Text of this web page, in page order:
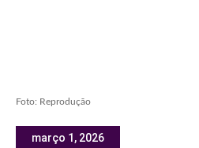
Foto: Reprodução
março 1, 2026